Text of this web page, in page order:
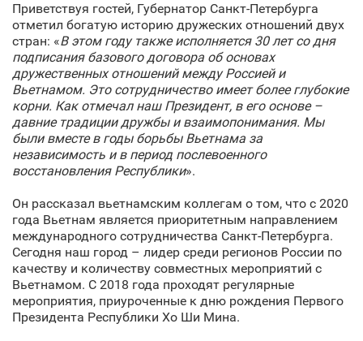
Приветствуя гостей, Губернатор Санкт‑Петербурга
отметил богатую историю дружеских отношений двух
стран: «В этом году также исполняется 30 лет со дня
подписания базового договора об основах
дружественных отношений между Россией и
Вьетнамом. Это сотрудничество имеет более глубокие
корни. Как отмечал наш Президент, в его основе –
давние традиции дружбы и взаимопонимания. Мы
были вместе в годы борьбы Вьетнама за
независимость и в период послевоенного
восстановления Республики».
Он рассказал вьетнамским коллегам о том, что с 2020
года Вьетнам является приоритетным направлением
международного сотрудничества Санкт‑Петербурга.
Сегодня наш город – лидер среди регионов России по
качеству и количеству совместных мероприятий с
Вьетнамом. С 2018 года проходят регулярные
мероприятия, приуроченные к дню рождения Первого
Президента Республики Хо Ши Мина.